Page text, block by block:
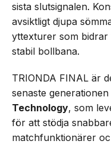
sista slutsignalen.
avsiktligt djupa
yttexturer som bidrar
stabil bollbana.
TRIONDA FINAL är
senaste generationen
Technology, som
för att stödja
matchfunktionärer